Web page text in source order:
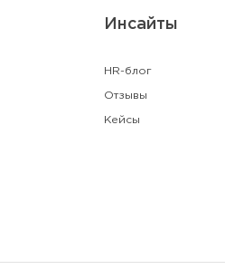
Инсайты
HR-блог
Отзывы
Кейсы